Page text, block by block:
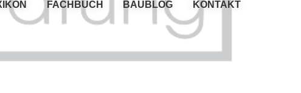
FACHBUCH BAUBLOG KONTAKT